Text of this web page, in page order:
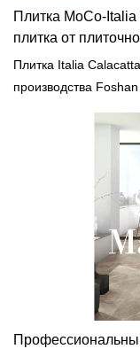
Плитка MoCo-
плитка от
Плитка Italia
производства
продуктами на
преимущества с
внешнего вида и т.
рынке.
прошлых продуктов
сланцевой плитки
плиточного завода
соответствии с